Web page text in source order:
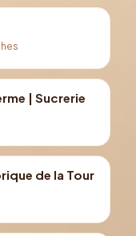
| Sucrerie
de la Tour